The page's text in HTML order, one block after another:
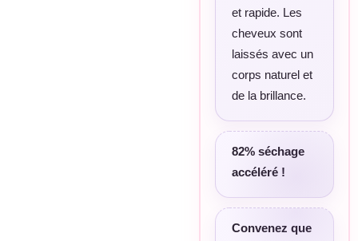
et rapide. Les
cheveux sont
laissés avec un
corps naturel et
de la brillance.
82% séchage
accéléré !
Convenez que